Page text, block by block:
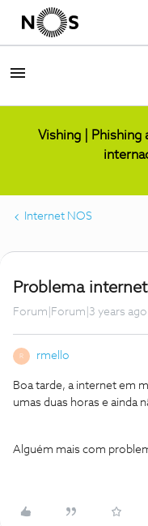
Vishing | Phishing
Internet NOS
Problema
Forum|Forum|3 years ago
R rmello
Boa tarde, a internet em
umas duas horas e ainda
Alguém mais com